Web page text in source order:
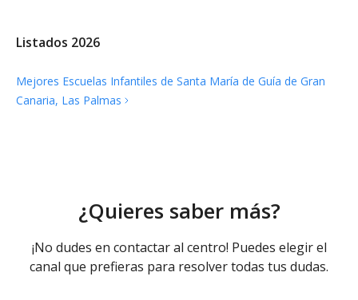
Listados 2026
Mejores Escuelas Infantiles de Santa María de Guía de Gran
Canaria, Las Palmas
¿Quieres saber más?
¡No dudes en contactar al centro! Puedes elegir el
canal que prefieras para resolver todas tus dudas.